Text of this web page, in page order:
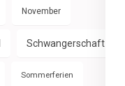
November
Schwangerschaft
Sommerferien